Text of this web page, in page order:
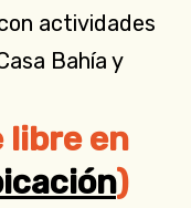
actividades
Bahía y
libre en
)